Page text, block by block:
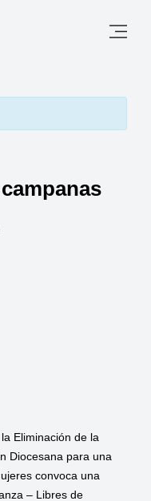
Eliminación de la
Diocesana para una
convoca una
– Libres de